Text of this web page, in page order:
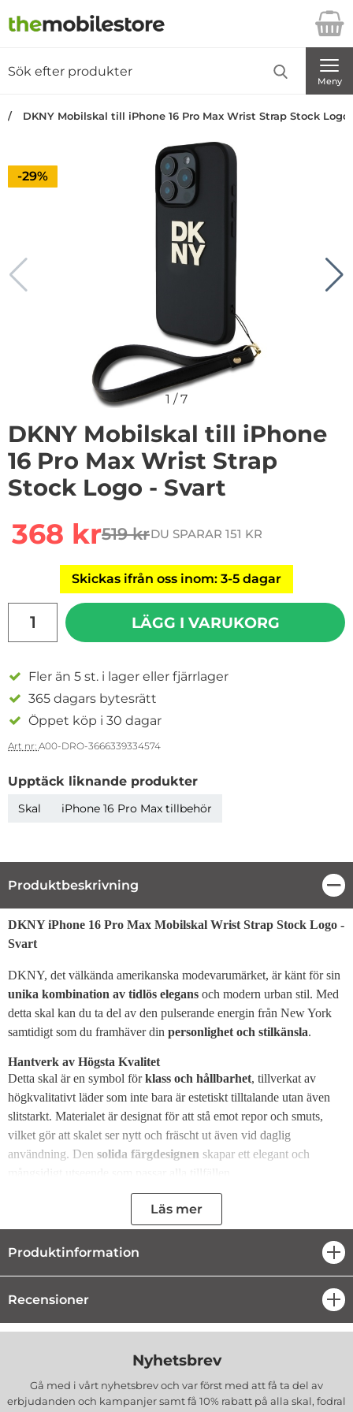
Startsidan för Danira Telecom AB
Meny
DKNY Mobilskal till iPhone 16 Pro Max Wrist Strap Stock Logo
Priset är nedsatt med
-29%
1 /7
DKNY Mobilskal till iPhone
16 Pro Max Wrist Strap
Stock Logo - Svart
rea pris
368 krtidigare pris
519 krDU SPARAR 151 KR
Skickas ifrån oss inom: 3-5 dagar
LÄGG I VARUKORG
Fler än 5 st. i lager eller fjärrlager
365 dagars bytesrätt
Öppet köp i 30 dagar
Art nr: A00-DRO-3666339334574
Upptäck liknande produkter
Skal iPhone 16 Pro Max tillbehör
Produktbeskrivning
Produktbeskrivning
DKNY iPhone 16 Pro Max Mobilskal Wrist Strap Stock Logo -
Svart
DKNY, det välkända amerikanska modevarumärket, är känt för sin
unika kombination av tidlös elegans och modern urban stil. Med
detta skal kan du ta del av den pulserande energin från New York
samtidigt som du framhäver din personlighet och stilkänsla.
Hantverk av Högsta Kvalitet
Detta skal är en symbol förklass och hållbarhet, tillverkat av
högkvalitativt läder som inte bara är estetiskt tilltalande utan även
slitstarkt. Materialet är designat för att stå emot repor och smuts,
vilket gör att skalet ser nytt och fräscht ut även vid daglig
användning. Den solida färgdesignen skapar ett elegant och
Elegant Design med Praktiska Funktioner
DKNY Metalldetaljer:Mittpunkten i designen är det
och ett lyxigt intryck. Logotypen är noggrant placerad i
Kombination av Stil och Funktionalitet:
Skalet är inte
bara snyggt utan också praktiskt, perfekt för dig som vill ha
ett tillbehör som sticker ut.
komfort och trygghet
med en praktisk handledsrem. Remmen gör det enkelt att bära
mobilen och minskar risken för olyckor. Oavsett om du är på språng
Läs mer
Produktinformation
Recensioner
Nyhetsbrev
Gå med i vårt nyhetsbrev och var först med att få ta del av
erbjudanden och kampanjer samt få 10% rabatt på alla skal, fodral